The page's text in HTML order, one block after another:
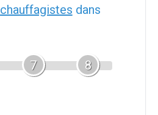
chauffagistes dans
7 8